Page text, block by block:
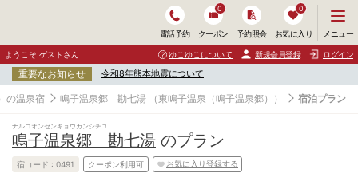
電話予約 クーポン
0
予約照会 お気に入り
0
ニ
ュ
ー
開
く
メニュー
ようこそ ゲストさん ゆこゆこについて 新規会員登録 ログイン
重要なお知らせ 令和8年熊本地震について
の温泉宿 鳴子温泉郷 勘七湯 （東鳴子温泉（鳴子温泉郷）） 宿泊プラン
ナルコオンセンキョウカンシチユ
鳴子温泉郷 勘七湯 のプラン
宿コード : 0491 クーポン利用可 お気に入り登録する